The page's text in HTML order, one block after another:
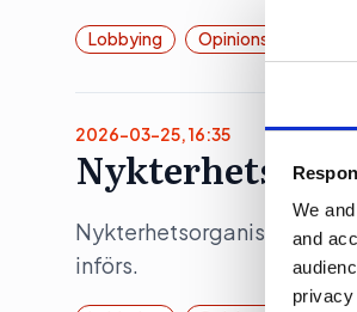
We and
and
Lobbying Opinionsbildning
2026-03-25, 16:35
Nykterhetsorganisationen
införs.